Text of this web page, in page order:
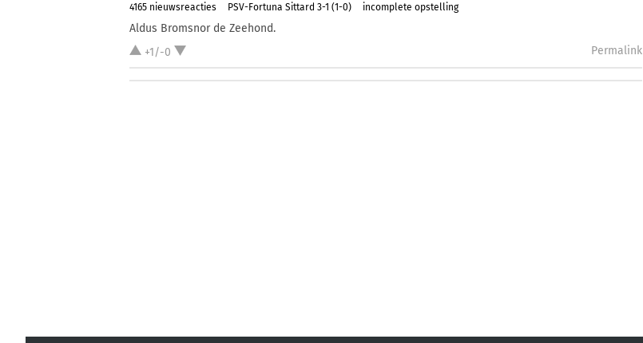
4165 nieuwsreacties PSV-Fortuna Sittard 3-1 (1-0) incomplete opstelling
Aldus Bromsnor de Zeehond.
+1/-0
Permalink